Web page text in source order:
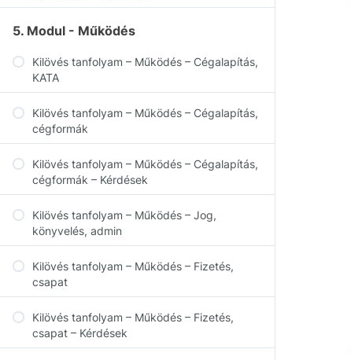
5. Modul - Működés
Kilövés tanfolyam – Működés – Cégalapítás,
KATA
Kilövés tanfolyam – Működés – Cégalapítás,
cégformák
Kilövés tanfolyam – Működés – Cégalapítás,
cégformák – Kérdések
Kilövés tanfolyam – Működés – Jog,
könyvelés, admin
Kilövés tanfolyam – Működés – Fizetés,
csapat
Kilövés tanfolyam – Működés – Fizetés,
csapat – Kérdések